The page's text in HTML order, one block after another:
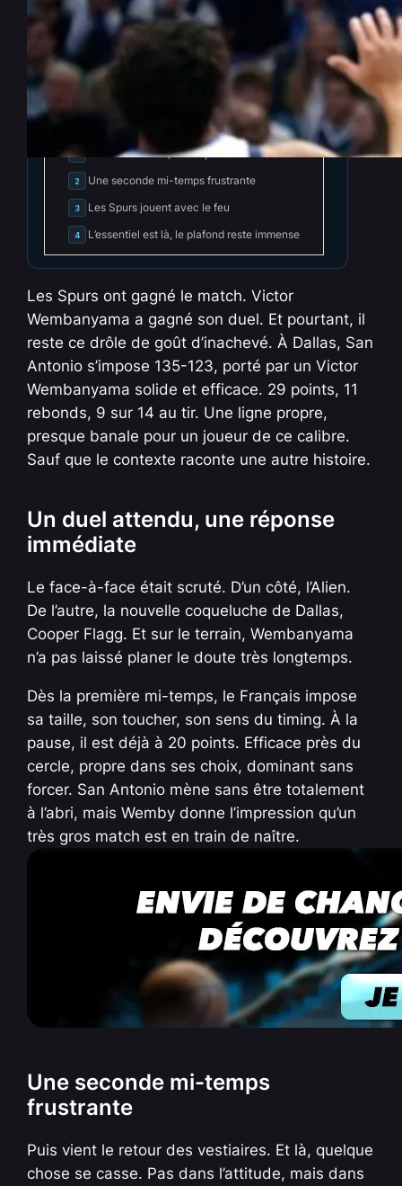
Fév 6, 2026 —parEugène Tuma
dans News NBA
Cacher l'index
1 Un duel attendu, une réponse immédiate
2 Une seconde mi-temps frustrante
3 Les Spurs jouent avec le feu
4 L’essentiel est là, le plafond reste immense
Les Spurs ont gagné le match. Victor
Wembanyama a gagné son duel. Et pourtant, il
reste ce drôle de goût d’inachevé. À Dallas, San
Antonio s’impose 135-123, porté par un Victor
Wembanyama solide et efficace. 29 points, 11
rebonds, 9 sur 14 au tir. Une ligne propre,
presque banale pour un joueur de ce calibre.
Sauf que le contexte raconte une autre histoire.
Un duel attendu, une réponse
immédiate
Le face-à-face était scruté. D’un côté, l’Alien.
De l’autre, la nouvelle coqueluche de Dallas,
Cooper Flagg. Et sur le terrain, Wembanyama
n’a pas laissé planer le doute très longtemps.
Dès la première mi-temps, le Français impose
sa taille, son toucher, son sens du timing. À la
pause, il est déjà à 20 points. Efficace près du
cercle, propre dans ses choix, dominant sans
forcer. San Antonio mène sans être totalement
à l’abri, mais Wemby donne l’impression qu’un
très gros match est en train de naître.
Une seconde mi-temps
frustrante
Puis vient le retour des vestiaires. Et là, quelque
chose se casse. Pas dans l’attitude, mais dans